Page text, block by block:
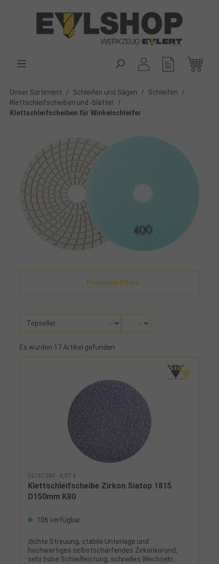
Unser Sortiment / Schleifen und Sägen / Schleifen
/
Klettschleifscheiben und -blätter
/
Klettschleifscheiben für Winkelschleifer
Produkte filtern
Es wurden 17 Artikel gefunden
52167380 - 0,87 €
Klettschleifscheibe Zirkon Siatop 1815
D150mm K80
106 verfügbar
dichte Streuung, stabile Unterlage und
hochwertiges selbstschärfendes Zirkonkorund,
sehr hohe Schleifleistung, schnelles Wechseln